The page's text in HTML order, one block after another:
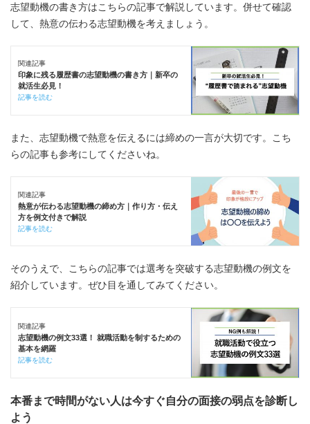
志望動機の書き方はこちらの記事で解説しています。併せて確認
して、熱意の伝わる志望動機を考えましょう。
関連記事
印象に残る履歴書の志望動機の書き方｜新卒の
就活生必見！
記事を読む
また、志望動機で熱意を伝えるには締めの一言が大切です。こち
らの記事も参考にしてくださいね。
関連記事
熱意が伝わる志望動機の締め方｜作り方・伝え
方を例文付きで解説
記事を読む
そのうえで、こちらの記事では選考を突破する志望動機の例文を
紹介しています。ぜひ目を通してみてください。
関連記事
志望動機の例文33選！ 就職活動を制するための
基本を網羅
記事を読む
本番まで時間がない人は今すぐ自分の面接の弱点を診断し
よう